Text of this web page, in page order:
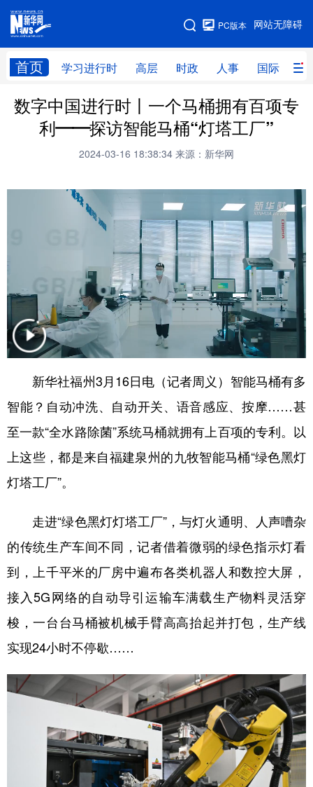
网站无障碍
PC版本
首页 学习进行时 高层 时政 人事 国际 财
网站地图
学习进行时 高层 时政 人事
国际 财经 网评
书画 健康 军事
视频 图片 政务
中央文件 金融
食品 人居 信息化 数字经济
学术中国 乡村振兴 溯源中国
彩票 娱乐 时尚 悦读
公益 一带一路 亚太网 上市公司
文化产业
北京 天津 河北 山西
辽宁 吉林 上海 江苏
浙江 安徽 福建 江西
山东 河南 湖北 湖南
四川 贵州 云南 西藏
甘肃 青海 宁夏
新疆 内蒙古 黑龙江
数字中国进行时丨一个马桶拥有百项专
利——探访智能马桶“灯塔工厂”
2024-03-16 18:38:34 来源：新华网
新华社福州3月16日电（记者周义）智能马桶有多
智能？自动冲洗、自动开关、语音感应、按摩……甚
至一款“全水路除菌”系统马桶就拥有上百项的专利。以
上这些，都是来自福建泉州的九牧智能马桶“绿色黑灯
灯塔工厂”。
走进“绿色黑灯灯塔工厂”，与灯火通明、人声嘈杂
的传统生产车间不同，记者借着微弱的绿色指示灯看
到，上千平米的厂房中遍布各类机器人和数控大屏，
接入5G网络的自动导引运输车满载生产物料灵活穿
梭，一台台马桶被机械手臂高高抬起并打包，生产线
实现24小时不停歇……